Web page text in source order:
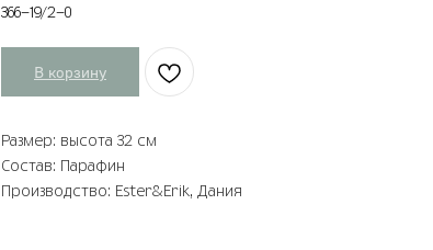
366-19/2-0
В корзину
Размер: высота 32 см
Состав: Парафин
Производство: Ester&Erik, Дания